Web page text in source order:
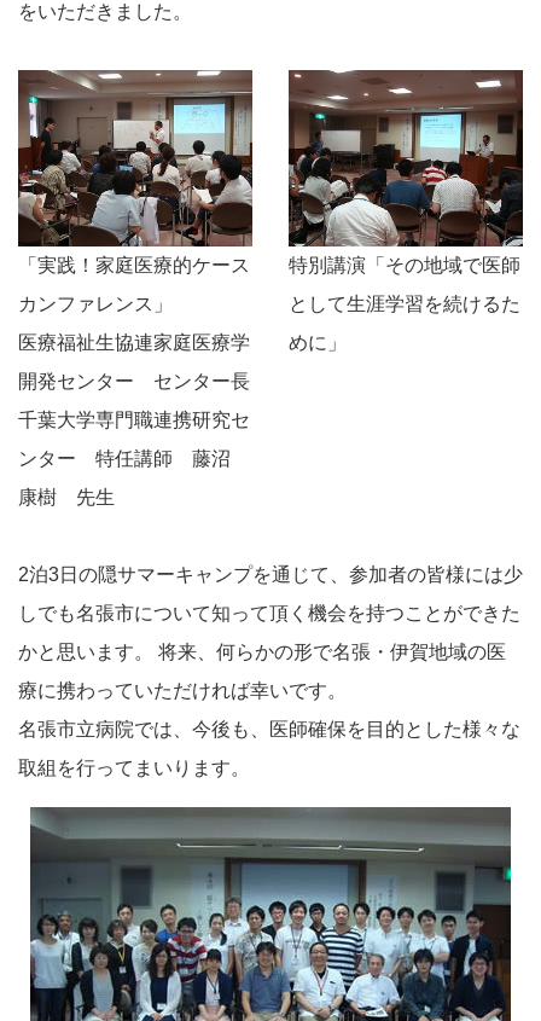
をいただきました。
「実践！家庭医療的ケース
カンファレンス」
医療福祉生協連家庭医療学
開発センター センター長
千葉大学専門職連携研究セ
ンター 特任講師 藤沼
康樹 先生
特別講演「その地域で医師
として生涯学習を続けるた
めに」
2泊3日の隠サマーキャンプを通じて、参加者の皆様には少
しでも名張市について知って頂く機会を持つことができた
かと思います。 将来、何らかの形で名張・伊賀地域の医
療に携わっていただければ幸いです。
名張市立病院では、今後も、医師確保を目的とした様々な
取組を行ってまいります。